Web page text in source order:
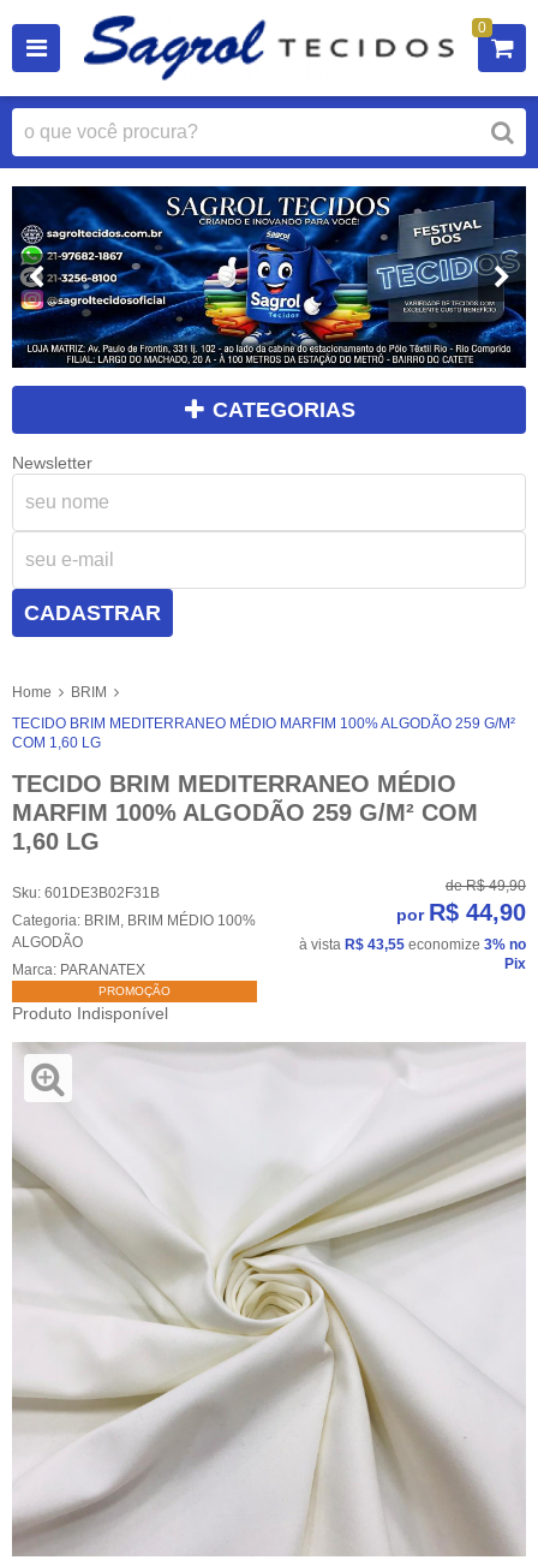
0
CATEGORIAS
Newsletter
CADASTRAR
Home
BRIM
TECIDO BRIM MEDITERRANEO MÉDIO MARFIM 100% ALGODÃO 259 G/M²
COM 1,60 LG
TECIDO BRIM MEDITERRANEO MÉDIO
MARFIM 100% ALGODÃO 259 G/M² COM
1,60 LG
Sku: 601DE3B02F31B
Categoria: BRIM , BRIM MÉDIO 100%
ALGODÃO
Marca: PARANATEX
PROMOÇÃO
Produto Indisponível
de R$ 49,90
por R$ 44,90
à vista R$ 43,55 economize 3% no
Pix